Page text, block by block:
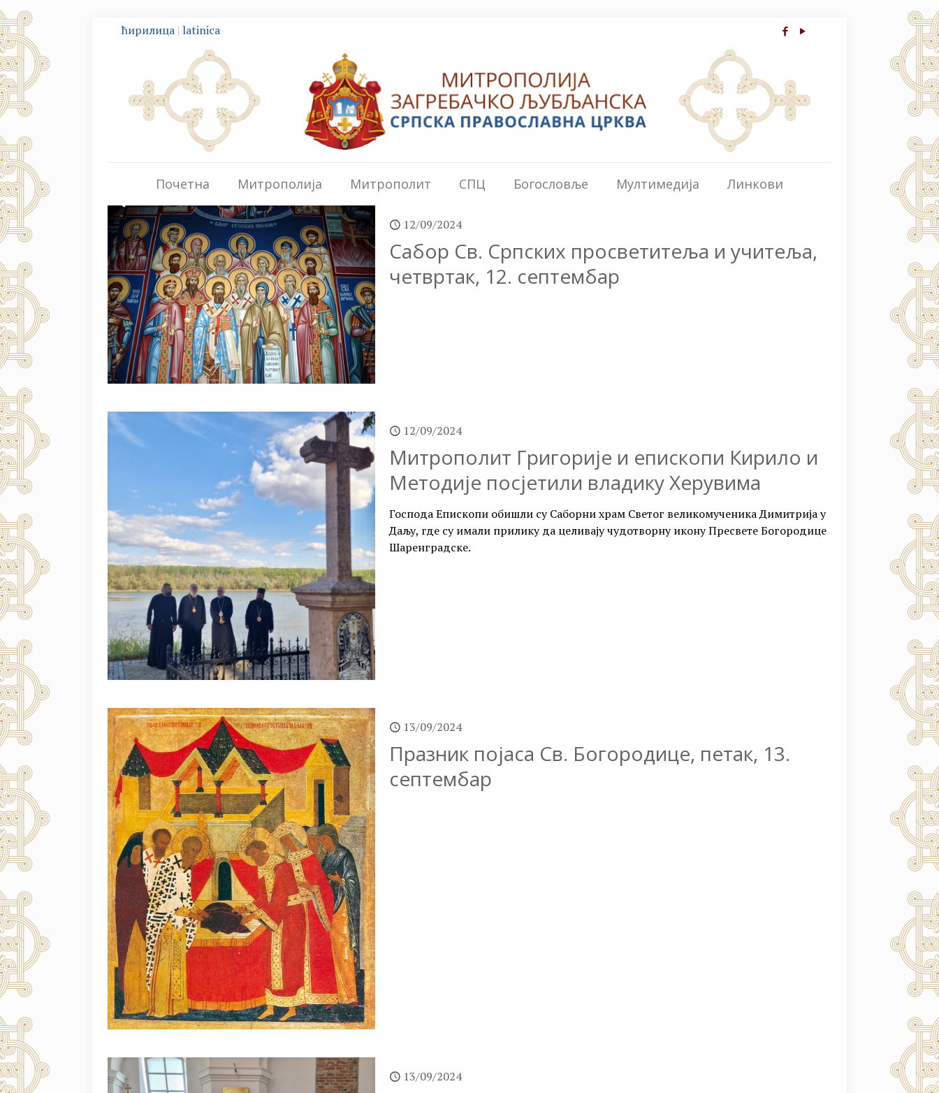
ћирилица | latinica
Почетна Митрополија Митрополит СПЦ Богословље Мултимедија Линкови
12/09/2024
Сабор Св. Српских просветитеља и учитеља,
четвртак, 12. септембар
12/09/2024
Митрополит Григорије и епископи Кирило и
Методије посјетили владику Херувима
Господа Епископи обишли су Саборни храм Светог великомученика Димитрија у
Даљу, где су имали прилику да целивају чудотворну икону Пресвете Богородице
Шаренградске.
13/09/2024
Празник појаса Св. Богородице, петак, 13.
септембар
13/09/2024